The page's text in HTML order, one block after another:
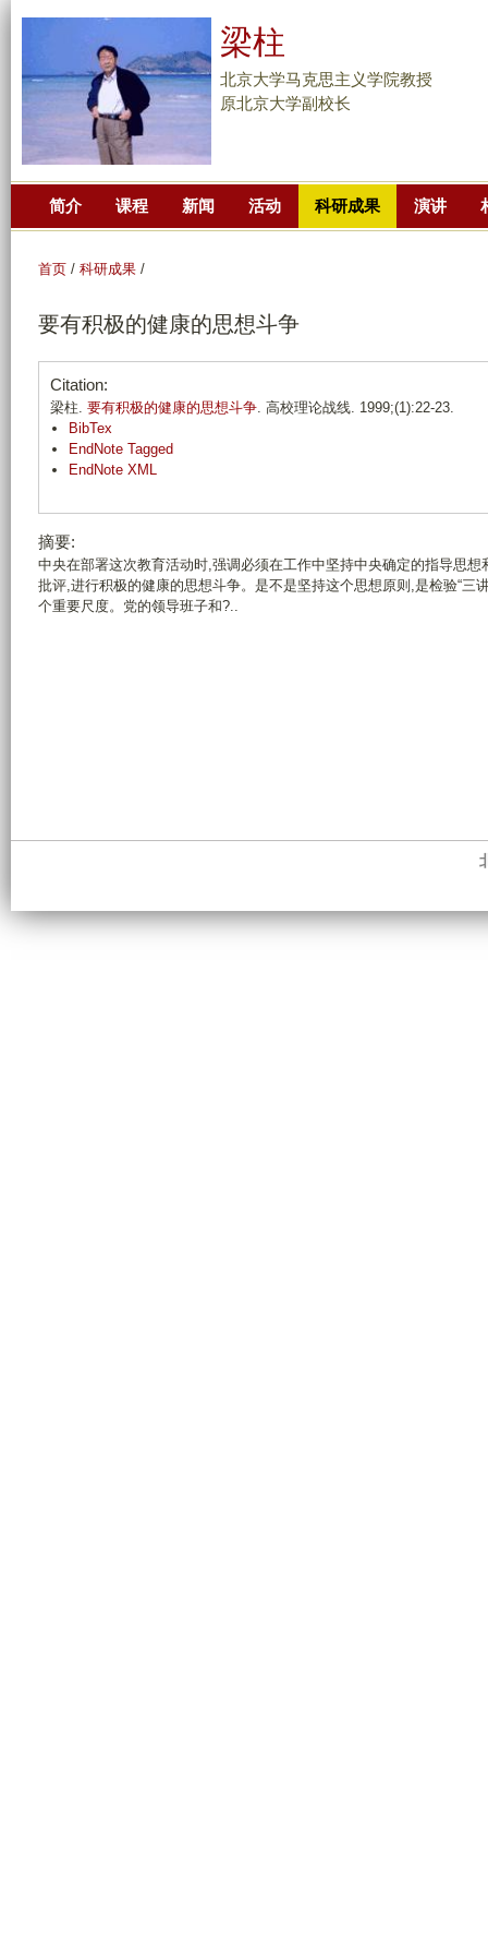
主
梁柱
北京大学马克思主义学院教授
原北京大学副校长
简介 课程 新闻 活动 科研成果 演讲
首页 / 科研成果 /
要有积极的健康的思想斗争
Citation:
梁柱. 要有积极的健康的思想斗争. 高校理论战线. 1999;(1):22-23.
BibTex
EndNote Tagged
EndNote XML
摘要:
中央在部署这次教育活动时,强调必须在工作中坚持中央确定的指导思
批评,进行积极的健康的思想斗争。是不是坚持这个思想原则,是检验“三
个重要尺度。党的领导班子和?..